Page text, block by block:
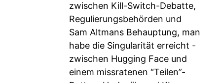
zwischen Kill-Switch-Debatte,
Regulierungsbehörden und
Sam Altmans Behauptung, man
habe die Singularität erreicht -
zwischen Hugging Face und
einem missratenen “Teilen”-